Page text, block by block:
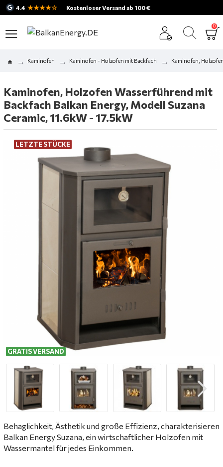
4.4 ★★★★☆ Kostenloser Versand ab 100 €
0
Kaminofen Kaminofen - Holzofen mit Backfach Kaminofen,
Kaminofen, Holzofen Wasserführend mit
Backfach Balkan Energy, Modell Suzana
Ceramic, 11.6kW - 17.5kW
LETZTE STÜCKE
GRATIS VERSAND
Behaglichkeit, Ästhetik und große Effizienz, charakterisieren
Balkan Energy Suzana, ein wirtschaftlicher Holzofen mit
Wassermantel für jedes Einkommen.